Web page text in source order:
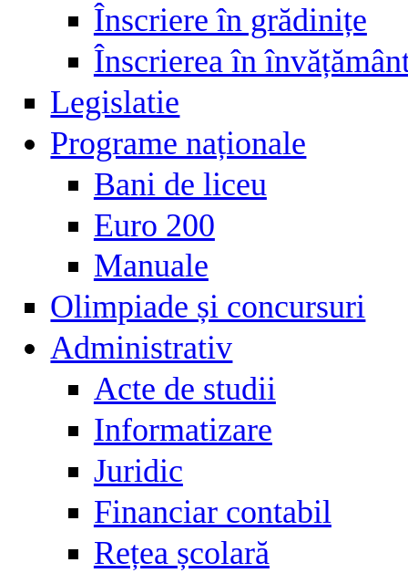
Înscriere în grădinițe
Înscrierea în
Legislatie
Programe naționale
Bani de liceu
Euro 200
Manuale
Olimpiade și concursuri
Administrativ
Acte de studii
Informatizare
Juridic
Financiar contabil
Rețea școlară